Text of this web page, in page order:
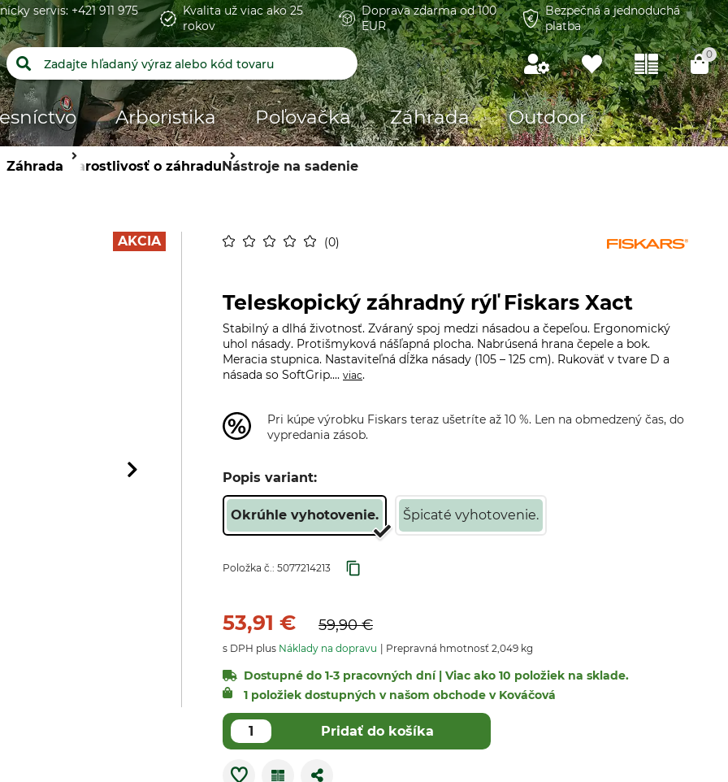
servis: +421 911 975
Kvalita už viac ako 25
rokov
Doprava zdarma od 100
EUR
Bezpečná a jednoduchá
platba
0
Arboristika Poľovačka Záhrada Outdoor
Záhrada Starostlivosť o záhraduNástroje na sadenie
0
AKCIA
Teleskopický záhradný rýľ Fiskars Xact
Stabilný a dlhá životnosť. Zváraný spoj medzi násadou a čepeľou. Ergonomický
uhol násady. Protišmyková nášľapná plocha. Nabrúsená hrana čepele a bok.
Meracia stupnica. Nastaviteľná dĺžka násady (105 – 125 cm). Rukoväť v tvare D a
násada so SoftGrip.... viac.
Pri kúpe výrobku Fiskars teraz ušetríte až 10 %. Len na obmedzený čas, do
vypredania zásob.
Popis variant:
Okrúhle vyhotovenie. Špicaté vyhotovenie.
Položka č.: 5077214213
53,91 € 59,90 €
s DPH plus Náklady na dopravu Prepravná hmotnosť 2,049 kg
Dostupné do 1-3 pracovných dní | Viac ako 10 položiek na sklade.
1 položiek dostupných v našom obchode v Kováčová
Pridať do košíka